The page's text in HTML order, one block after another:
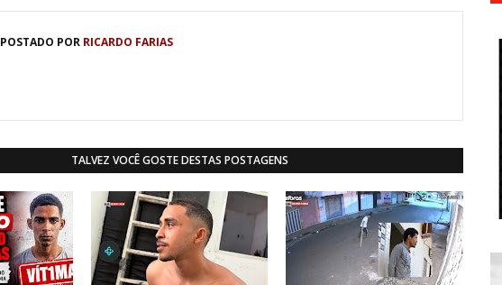
POSTADO POR RICARDO FARIAS
TALVEZ VOCÊ GOSTE DESTAS POSTAGENS